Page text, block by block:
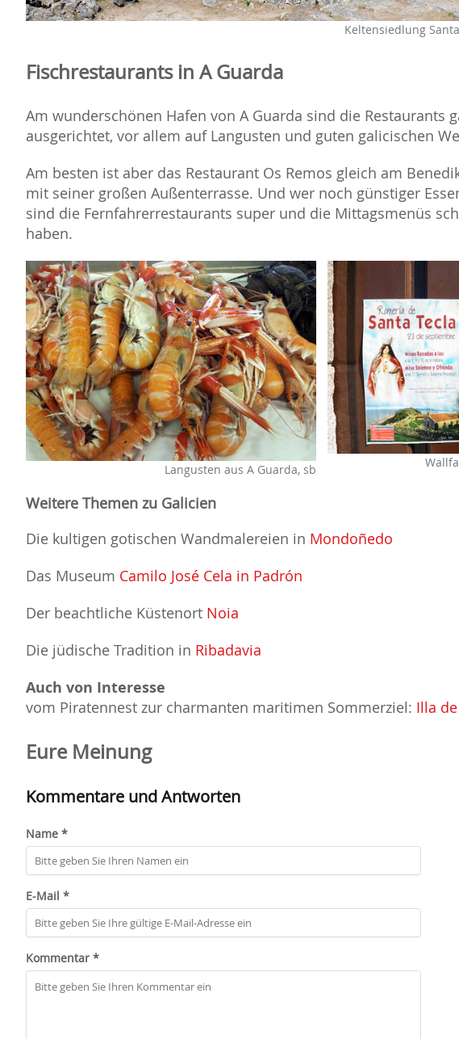
Keltensiedlung
Fischrestaurants in A Guarda
Am wunderschönen Hafen von A Guarda sind die Restaurants
ausgerichtet, vor allem auf Langusten und guten galicischen
Am besten ist aber das Restaurant Os Remos gleich am
mit seiner großen Außenterrasse. Und wer noch günstiger
sind die Fernfahrerrestaurants super und die Mittagsmenüs
haben.
Langusten aus A Guarda, sb
Weitere Themen zu Galicien
Die kultigen gotischen Wandmalereien in Mondoñedo
Das Museum Camilo José Cela in Padrón
Der beachtliche Küstenort Noia
Die jüdische Tradition in Ribadavia
Auch von Interesse
vom Piratennest zur charmanten maritimen Sommerziel: Illa
Eure Meinung
Kommentare und Antworten
Name *
E-Mail *
Kommentar *